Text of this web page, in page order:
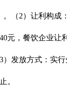
。（2）让利构成
元，餐饮企业让
）发放方式：实
。